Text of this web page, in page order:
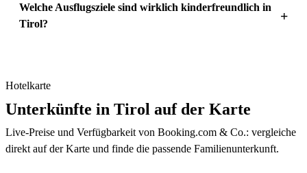
Welche Ausflugsziele sind wirklich kinderfreundlich in
Tirol?
+
Hotelkarte
Unterkünfte in Tirol auf der Karte
Live-Preise und Verfügbarkeit von Booking.com & Co.: vergleiche
direkt auf der Karte und finde die passende Familienunterkunft.